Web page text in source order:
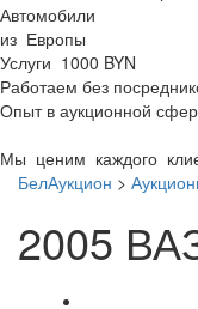
Автомобили
из Европы
Услуги 1000 BYN
Работаем без
Опыт в аукционной
Мы ценим каждого
БелАукцион >
2005